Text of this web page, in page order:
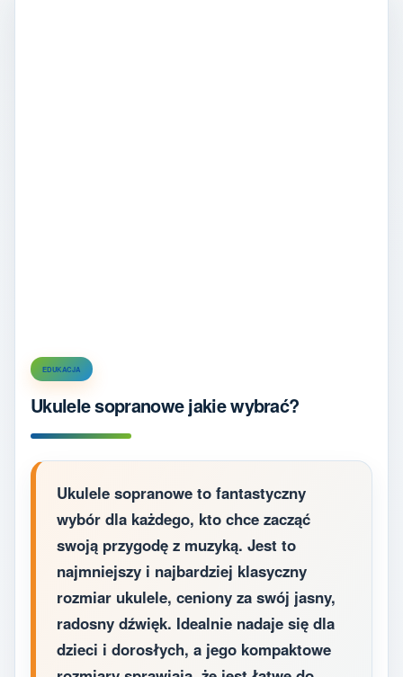
EDUKACJA
Ukulele sopranowe jakie wybrać?
Ukulele sopranowe to fantastyczny
wybór dla każdego, kto chce zacząć
swoją przygodę z muzyką. Jest to
najmniejszy i najbardziej klasyczny
rozmiar ukulele, ceniony za swój jasny,
radosny dźwięk. Idealnie nadaje się dla
dzieci i dorosłych, a jego kompaktowe